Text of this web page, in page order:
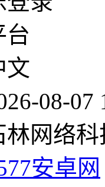
文
08-07
林网络
安卓网